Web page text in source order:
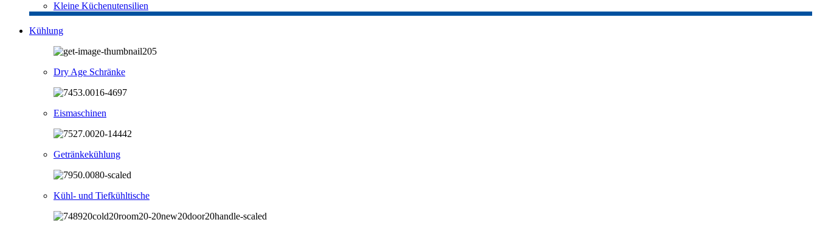
Kleine Küchenutensilien
Kühlung
Dry Age Schränke
Eismaschinen
Getränkekühlung
Kühl- und Tiefkühltische